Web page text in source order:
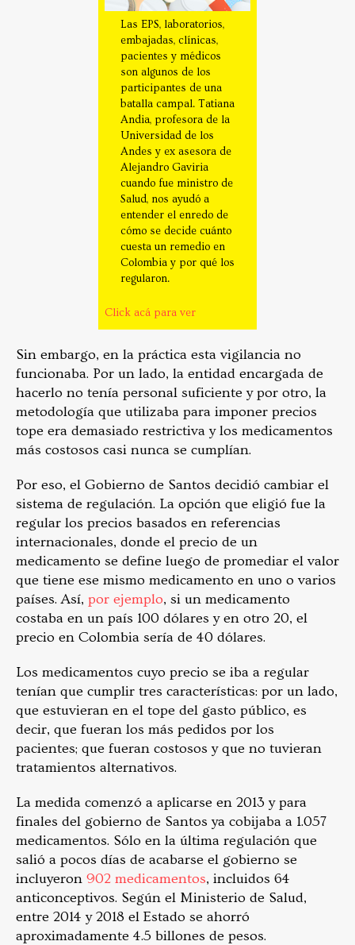
Las EPS, laboratorios,
embajadas, clínicas,
pacientes y médicos
son algunos de los
participantes de una
batalla campal. Tatiana
Andia, profesora de la
Universidad de los
Andes y ex asesora de
Alejandro Gaviria
cuando fue ministro de
Salud, nos ayudó a
entender el enredo de
cómo se decide cuánto
cuesta un remedio en
Colombia y por qué los
regularon.
Click acá para ver
Sin embargo, en la práctica esta vigilancia no
funcionaba. Por un lado, la entidad encargada de
hacerlo no tenía personal suficiente y por otro, la
metodología que utilizaba para imponer precios
tope era demasiado restrictiva y los medicamentos
más costosos casi nunca se cumplían.
Por eso, el Gobierno de Santos decidió cambiar el
sistema de regulación. La opción que eligió fue la
regular los precios basados en referencias
internacionales, donde el precio de un
medicamento se define luego de promediar el valor
que tiene ese mismo medicamento en uno o varios
países. Así, por ejemplo, si un medicamento
costaba en un país 100 dólares y en otro 20, el
precio en Colombia sería de 40 dólares.
Los medicamentos cuyo precio se iba a regular
tenían que cumplir tres características: por un lado,
que estuvieran en el tope del gasto público, es
decir, que fueran los más pedidos por los
pacientes; que fueran costosos y que no tuvieran
tratamientos alternativos.
La medida comenzó a aplicarse en 2013 y para
finales del gobierno de Santos ya cobijaba a 1.057
medicamentos. Sólo en la última regulación que
salió a pocos días de acabarse el gobierno se
incluyeron 902 medicamentos, incluidos 64
anticonceptivos. Según el Ministerio de Salud,
entre 2014 y 2018 el Estado se ahorró
aproximadamente 4.5 billones de pesos.